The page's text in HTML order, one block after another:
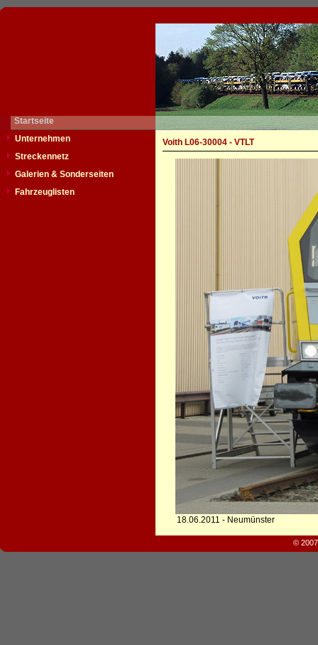
Startseite
Unternehmen
Streckennetz
Galerien & Sonderseiten
Fahrzeuglisten
Voith L06-30004 - VTLT
18.06.2011 - Neumünster
©